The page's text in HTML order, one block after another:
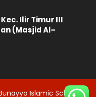
Kec. Ilir Timur III
(Masjid Al-
Islamic School